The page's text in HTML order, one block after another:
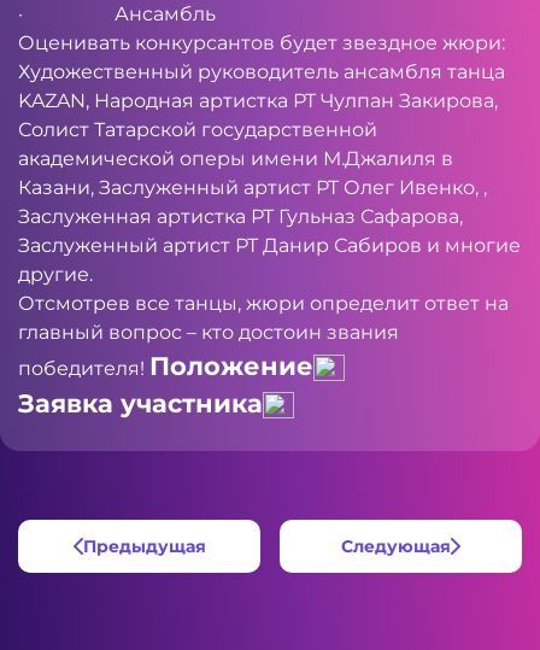
· Ансамбль
Оценивать конкурсантов будет звездное жюри:
Художественный руководитель ансамбля танца
KAZAN, Народная артистка РТ Чулпан Закирова,
Солист Татарской государственной
академической оперы имени М.Джалиля в
Казани, Заслуженный артист РТ Олег Ивенко, ,
Заслуженная артистка РТ Гульназ Сафарова,
Заслуженный артист РТ Данир Сабиров и многие
другие.
Отсмотрев все танцы, жюри определит ответ на
главный вопрос – кто достоин звания
победителя! Положение
Заявка участника
Предыдущая Следующая